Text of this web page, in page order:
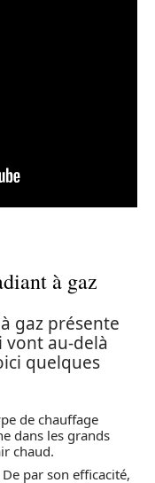
à gaz
gaz présente
vont au-delà
quelques
de chauffage
dans les grands
chaud.
De par son efficacité,